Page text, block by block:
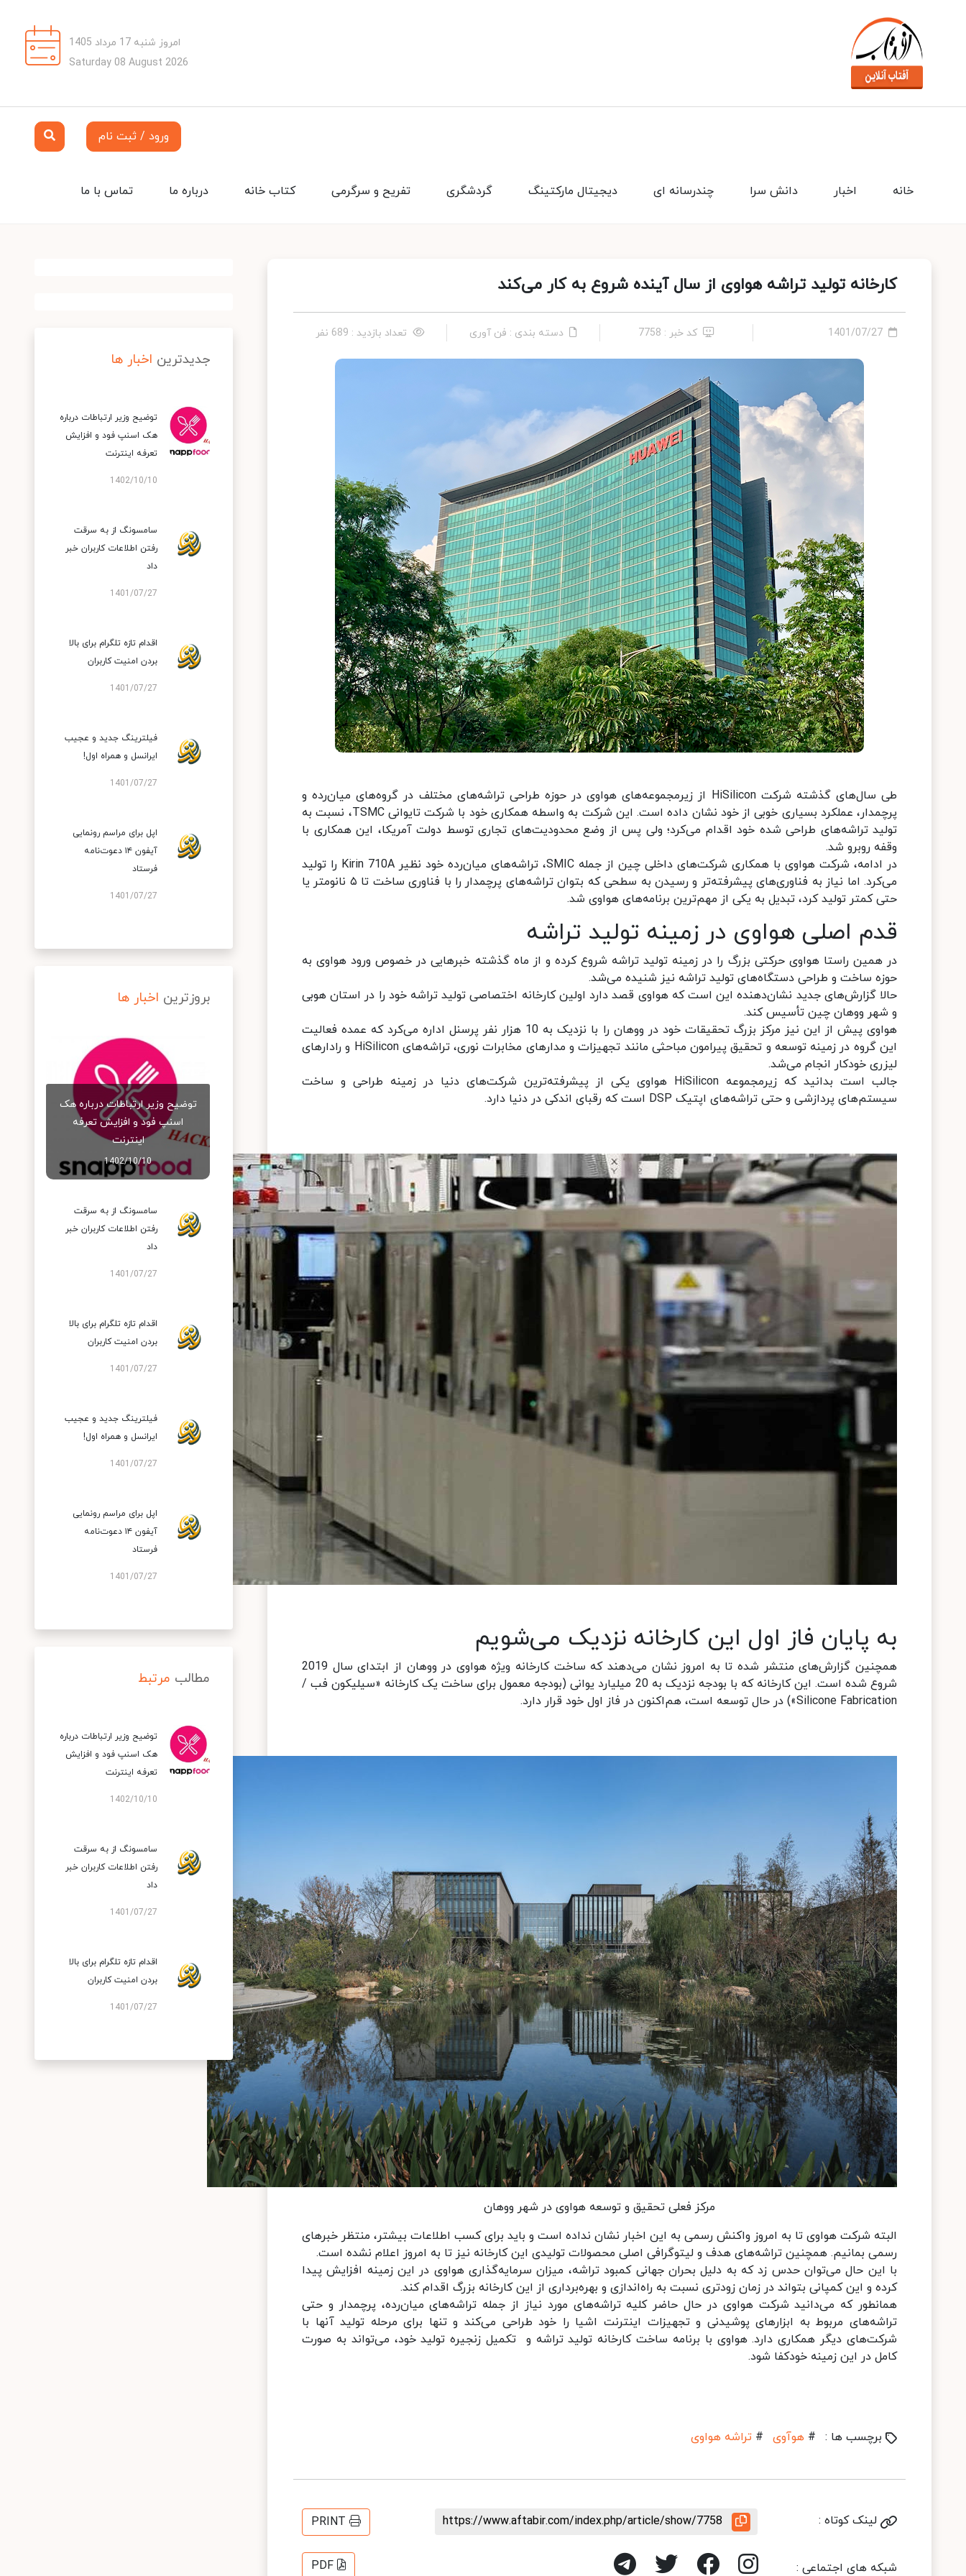
امروز شنبه 17 مرداد 1405
Saturday 08 August 2026
ورود / ثبت نام
تماس با ما درباره ما کتاب خانه تفریح و سرگرمی گردشگری دیجیتال مارکتینگ چندرسانه ای دانش سرا اخبار خانه
کارخانه تولید تراشه هواوی از سال آینده شروع به کار می‌کند
1401/07/27 کد خبر : 7758 دسته بندی : فن آوری تعداد بازدید : 689 نفر
طی سال‌های گذشته شرکت HiSilicon از زیرمجموعه‌های هواوی در حوزه طراحی تراشه‌های مختلف در گروه‌های میان‌رده و
پرچمدار، عملکرد بسیاری خوبی از خود نشان داده است. این شرکت به واسطه همکاری خود با شرکت تایوانی TSMC، نسبت به
تولید تراشه‌های طراحی شده خود اقدام می‌کرد؛ ولی پس از وضع محدودیت‌های تجاری توسط دولت آمریکا، این همکاری با
وقفه روبرو شد.
در ادامه، شرکت هواوی با همکاری شرکت‌های داخلی چین از جمله SMIC، تراشه‌های میان‌رده خود نظیر Kirin 710A را تولید
می‌کرد. اما نیاز به فناوری‌‎های پیشرفته‌تر و رسیدن به سطحی که بتوان تراشه‌های پرچمدار را با فناوری ساخت تا ۵ نانومتر یا
حتی کمتر تولید کرد، تبدیل به یکی از مهم‌ترین برنامه‌های هواوی شد.
قدم اصلی هواوی در زمینه تولید تراشه
در همین راستا هواوی حرکتی بزرگ را در زمینه تولید تراشه شروع کرده و از ماه گذشته خبرهایی در خصوص ورود هواوی به
حوزه ساخت و طراحی دستگاه‌های تولید تراشه نیز شنیده می‌شد.
حالا گزارش‌های جدید نشان‌دهنده این است که هواوی قصد دارد اولین کارخانه اختصاصی تولید تراشه خود را در استان هوبی
و شهر ووهان چین تأسیس کند.
هواوی پیش از این نیز مرکز بزرگ تحقیقات خود در ووهان را با نزدیک به 10 هزار نفر پرسنل اداره می‌کرد که عمده فعالیت
این گروه در زمینه توسعه و تحقیق پیرامون مباحثی مانند تجهیزات و مدارهای مخابرات نوری، تراشه‌های HiSilicon و رادارهای
لیزری خودکار انجام می‌شد.
جالب است بدانید که زیرمجموعه HiSilicon هواوی یکی از پیشرفته‌ترین شرکت‌های دنیا در زمینه طراحی و ساخت
سیستم‌های پردازشی و حتی تراشه‌های اپتیک DSP است که رقبای اندکی در دنیا دارد.
به پایان فاز اول این کارخانه نزدیک می‌شویم
همچنین گزارش‌های منتشر شده تا به امروز نشان می‌دهند که ساخت کارخانه ویژه هواوی در ووهان از ابتدای سال 2019
شروع شده است. این کارخانه که با بودجه نزدیک به 20 میلیارد یوانی (بودجه معمول برای ساخت یک کارخانه «سیلیکون فب /
Silicone Fabrication») در حال توسعه است، هم‌اکنون در فاز اول خود قرار دارد.
مرکز فعلی تحقیق و توسعه هواوی در شهر ووهان
البته شرکت هواوی تا به امروز واکنش رسمی به این اخبار نشان نداده است و باید برای کسب اطلاعات بیشتر، منتظر خبرهای
رسمی بمانیم. همچنین تراشه‌های هدف و لیتوگرافی اصلی محصولات تولیدی این کارخانه نیز تا به امروز اعلام نشده است.
با این حال می‌توان حدس زد که به دلیل بحران جهانی کمبود تراشه، میزان سرمایه‌گذاری هواوی در این زمینه افزایش پیدا
کرده و این کمپانی بتواند در زمان زودتری نسبت به راه‌اندازی و بهره‌برداری از این کارخانه بزرگ اقدام کند.
همانطور که می‌دانید شرکت هواوی در حال حاضر کلیه تراشه‌های مورد نیاز از جمله تراشه‌های میان‌رده، پرچمدار و حتی
تراشه‌های مربوط به ابزارهای پوشیدنی و تجهیزات اینترنت اشیا را خود طراحی می‌کند و تنها برای مرحله تولید آنها با
شرکت‌های دیگر همکاری دارد. هواوی با برنامه ساخت کارخانه تولید تراشه و تکمیل زنجیره تولید خود، می‌تواند به صورت
کامل در این زمینه خودکفا شود.
برچسب ها : # هوآوی # تراشه هواوی
لینک کوتاه : https://www.aftabir.com/index.php/article/show/7758
PRINT
شبکه های اجتماعی : PDF
جدیدترین اخبار ها
توضیح وزیر ارتباطات درباره
هک اسنپ‌ فود و افزایش
تعرفه اینترنت
1402/10/10
سامسونگ از به سرقت
رفتن اطلاعات کاربران خبر
داد
1401/07/27
اقدام تازه تلگرام برای بالا
بردن امنیت کاربران
1401/07/27
فیلترینگ جدید و عجیب
ایرانسل و همراه اول!
1401/07/27
اپل برای مراسم رونمایی
آیفون ۱۴ دعوت‌نامه
فرستاد
1401/07/27
بروزترین اخبار ها
توضیح وزیر ارتباطات درباره هک
اسنپ‌ فود و افزایش تعرفه
اینترنت
1402/10/10
سامسونگ از به سرقت
رفتن اطلاعات کاربران خبر
داد
1401/07/27
اقدام تازه تلگرام برای بالا
بردن امنیت کاربران
1401/07/27
فیلترینگ جدید و عجیب
ایرانسل و همراه اول!
1401/07/27
اپل برای مراسم رونمایی
آیفون ۱۴ دعوت‌نامه
فرستاد
1401/07/27
مطالب مرتبط
توضیح وزیر ارتباطات درباره
هک اسنپ‌ فود و افزایش
تعرفه اینترنت
1402/10/10
سامسونگ از به سرقت
رفتن اطلاعات کاربران خبر
داد
1401/07/27
اقدام تازه تلگرام برای بالا
بردن امنیت کاربران
1401/07/27